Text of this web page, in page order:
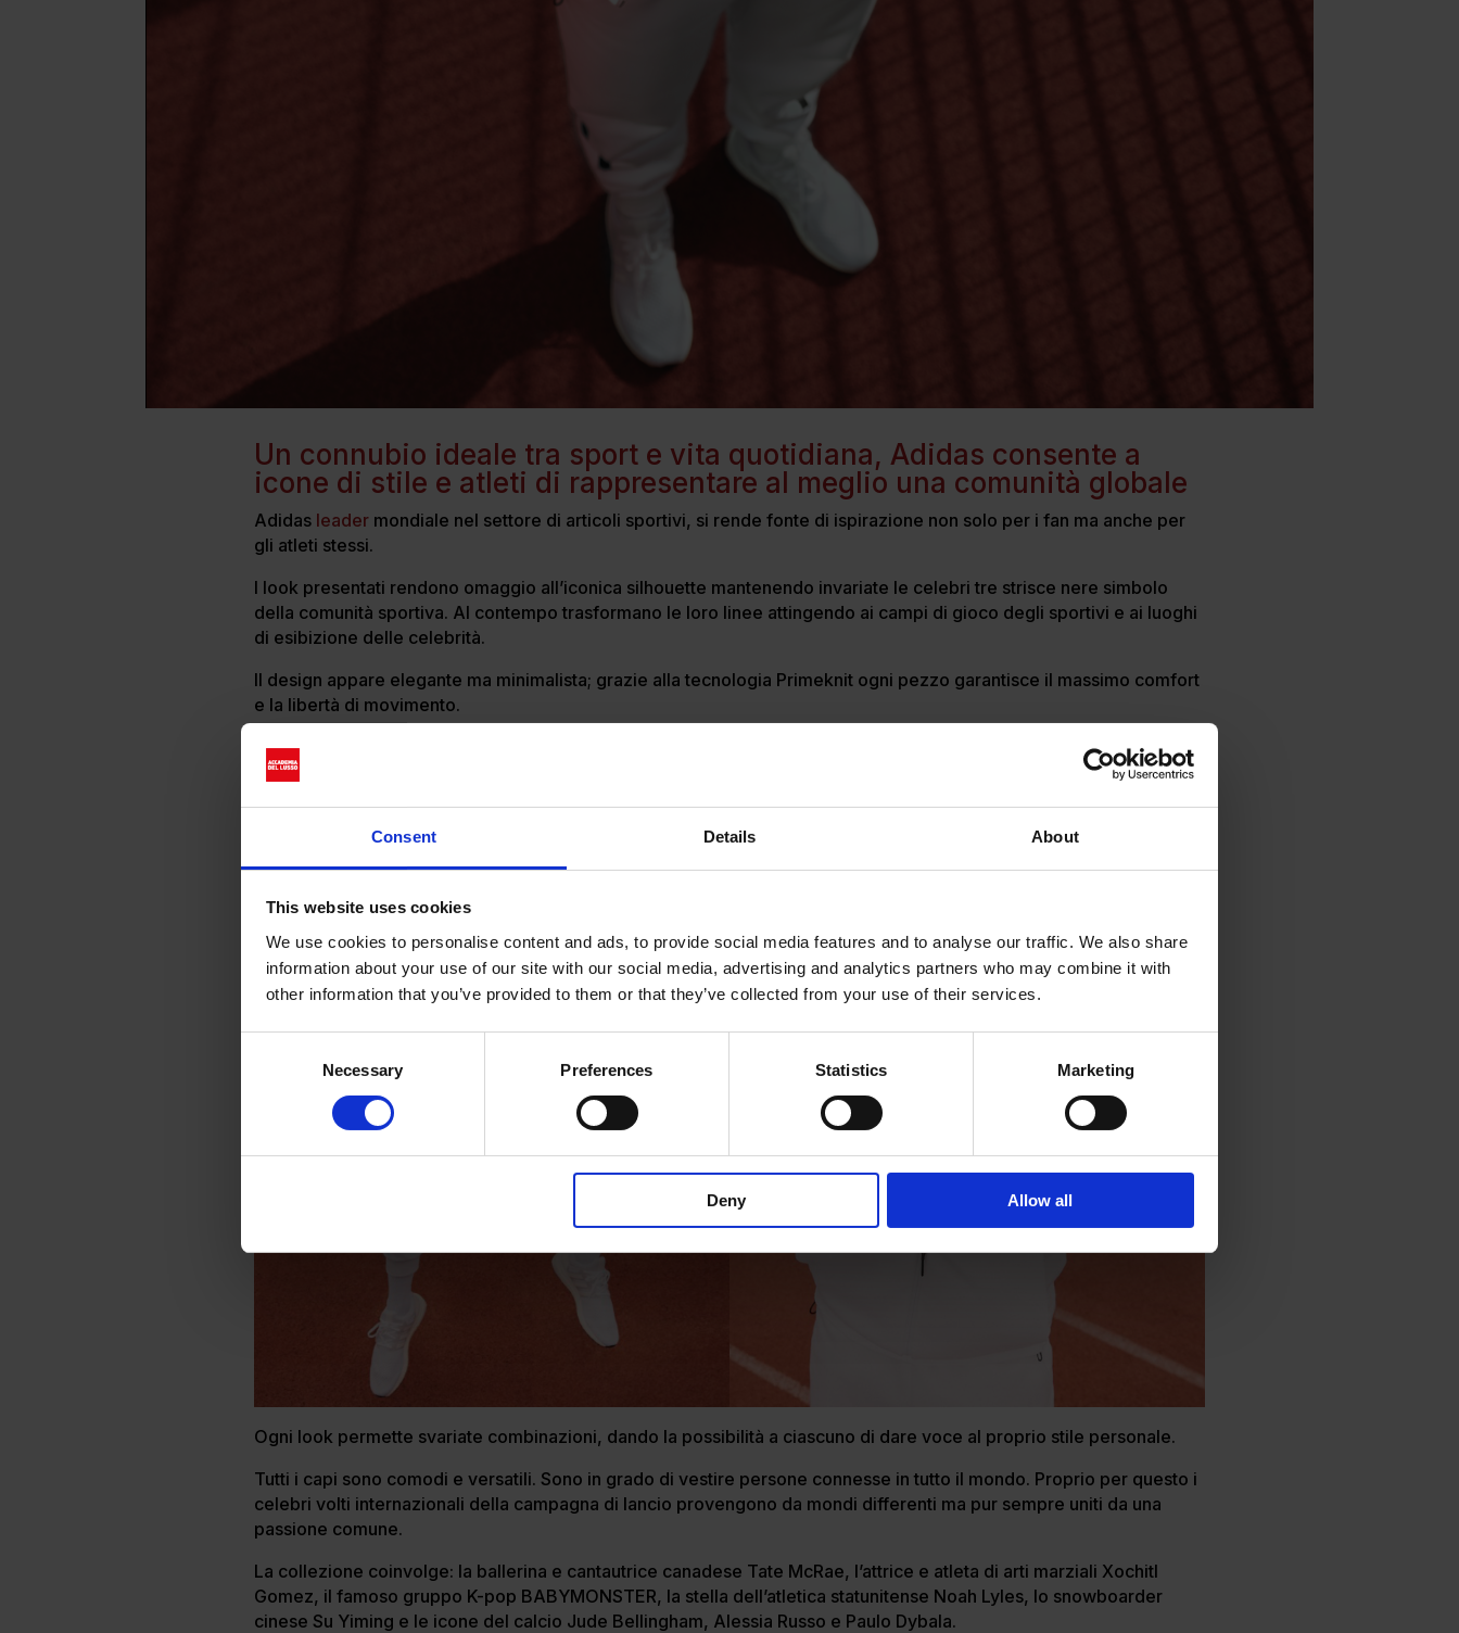
Consent Details About
This website uses cookies
We use cookies to personalise content and ads, to provide social media features and to analyse our traffic. We also share
information about your use of our site with our social media, advertising and analytics partners who may combine it with
other information that you’ve provided to them or that they’ve collected from your use of their services.
Necessary Preferences Statistics Marketing
Deny Allow all
Un connubio ideale tra sport e vita quotidiana, Adidas consente a
icone di stile e atleti di rappresentare al meglio una comunità globale
Adidas leader mondiale nel settore di articoli sportivi, si rende fonte di ispirazione non solo per i fan ma anche per
gli atleti stessi.
I look presentati rendono omaggio all’iconica silhouette mantenendo invariate le celebri tre strisce nere simbolo
della comunità sportiva. Al contempo trasformano le loro linee attingendo ai campi di gioco degli sportivi e ai luoghi
di esibizione delle celebrità.
Il design appare elegante ma minimalista; grazie alla tecnologia Primeknit ogni pezzo garantisce il massimo comfort
e la libertà di movimento.
Ogni look permette svariate combinazioni, dando la possibilità a ciascuno di dare voce al proprio stile personale.
Tutti i capi sono comodi e versatili. Sono in grado di vestire persone connesse in tutto il mondo. Proprio per questo i
celebri volti internazionali della campagna di lancio provengono da mondi differenti ma pur sempre uniti da una
passione comune.
La collezione coinvolge: la ballerina e cantautrice canadese Tate McRae, l’attrice e atleta di arti marziali Xochitl
Gomez, il famoso gruppo K-pop BABYMONSTER, la stella dell’atletica statunitense Noah Lyles, lo snowboarder
cinese Su Yiming e le icone del calcio Jude Bellingham, Alessia Russo e Paulo Dybala.